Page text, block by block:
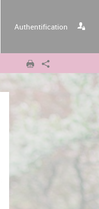
Authentification